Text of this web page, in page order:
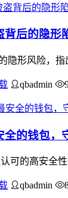
背后的隐形
隐形风险，
qbadmin
的钱包，
可的高安全
qbadmin